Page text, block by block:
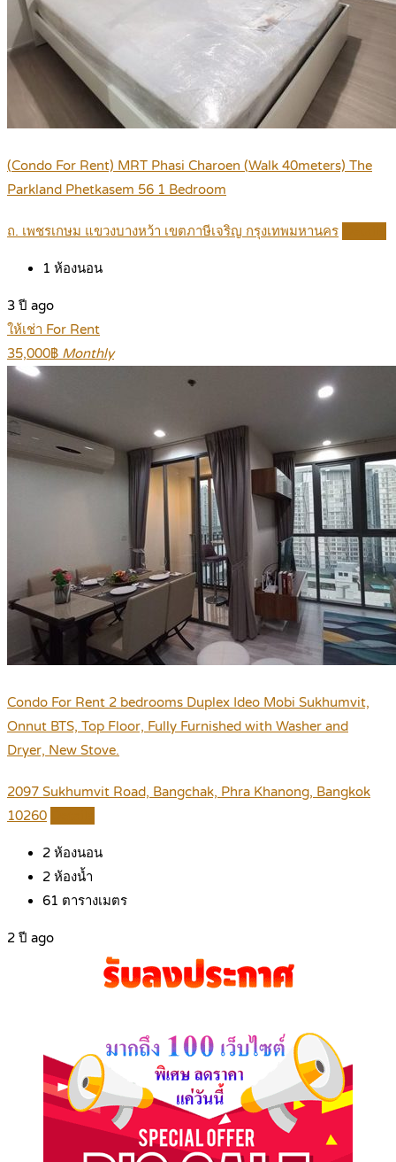
(Condo For Rent) MRT Phasi Charoen (Walk 40meters) The
Parkland Phetkasem 56 1 Bedroom
ถ. เพชรเกษม แขวงบางหว้า เขตภาษีเจริญ กรุงเทพมหานคร
1 ห้องนอน
3 ปี ago
ให้เช่า For Rent
35,000฿ Monthly
Condo For Rent 2 bedrooms Duplex Ideo Mobi Sukhumvit,
Onnut BTS, Top Floor, Fully Furnished with Washer and
Dryer, New Stove.
2097 Sukhumvit Road, Bangchak, Phra Khanong, Bangkok
10260
2 ห้องนอน
2 ห้องน้ำ
61 ตารางเมตร
2 ปี ago